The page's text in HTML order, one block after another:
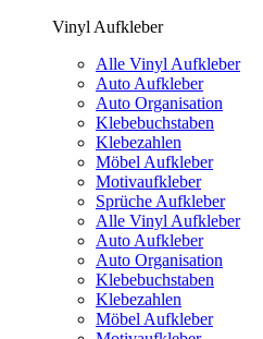
Vinyl Aufkleber
Alle Vinyl Aufkleber
Auto Aufkleber
Auto Organisation
Klebebuchstaben
Klebezahlen
Möbel Aufkleber
Motivaufkleber
Sprüche Aufkleber
Alle Vinyl Aufkleber
Auto Aufkleber
Auto Organisation
Klebebuchstaben
Klebezahlen
Möbel Aufkleber